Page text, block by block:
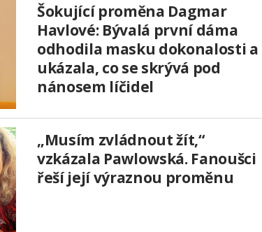
Šokující proměna Dagmar
Havlové: Bývalá první dáma
odhodila masku dokonalosti a
ukázala, co se skrývá pod
nánosem líčidel
„Musím zvládnout žít,“
vzkázala Pawlowská. Fanoušci
řeší její výraznou proměnu